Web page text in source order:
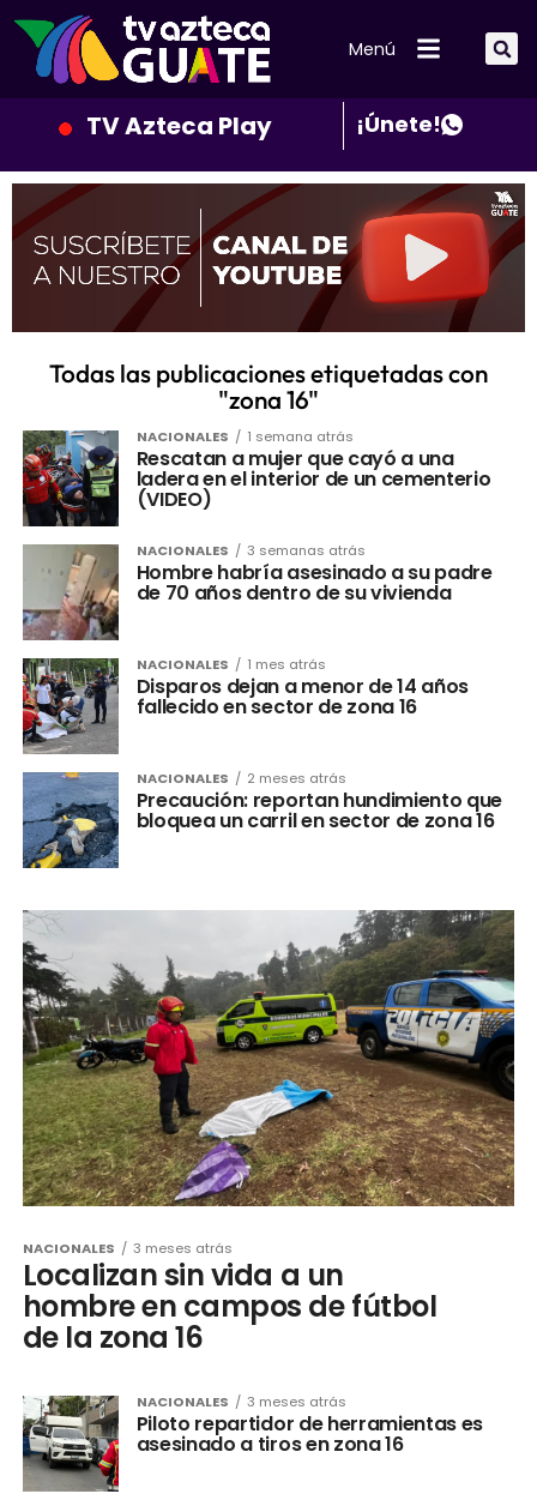
Menú
TV Azteca Play ¡Únete!
Todas las publicaciones etiquetadas con
"zona 16"
NACIONALES 1 semana atrás
Rescatan a mujer que cayó a una
ladera en el interior de un cementerio
(VIDEO)
NACIONALES 3 semanas atrás
Hombre habría asesinado a su padre
de 70 años dentro de su vivienda
NACIONALES 1 mes atrás
Disparos dejan a menor de 14 años
fallecido en sector de zona 16
NACIONALES 2 meses atrás
Precaución: reportan hundimiento que
bloquea un carril en sector de zona 16
NACIONALES 3 meses atrás
Localizan sin vida a un
hombre en campos de fútbol
de la zona 16
NACIONALES 3 meses atrás
Piloto repartidor de herramientas es
asesinado a tiros en zona 16